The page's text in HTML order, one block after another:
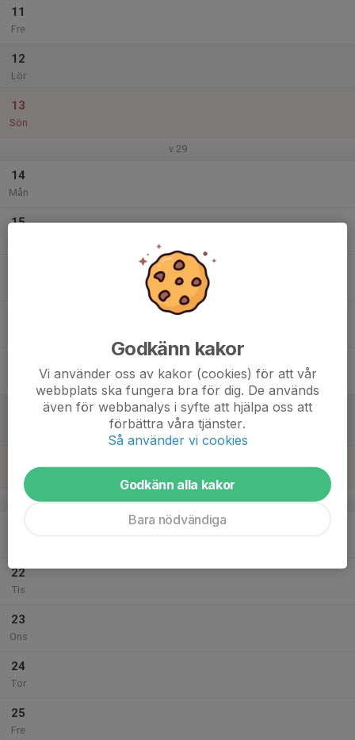
11
Fre
12
Lör
13
Sön
v.29
14
Mån
15
Sön
v.30
22
Tis
23
Ons
24
Tor
25
Fre
Godkänn kakor
Vi använder oss av kakor (cookies) för att vår
webbplats ska fungera bra för dig. De används
även för webbanalys i syfte att hjälpa oss att
förbättra våra tjänster.
Så använder vi cookies
Godkänn alla kakor
Bara nödvändiga